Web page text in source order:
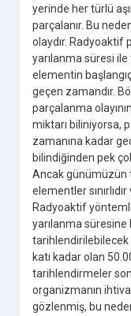
yerinde her türlü
parçalanır. Bu
olaydır. Radyoaktif
yarılanma süresi
elementin
geçen zamandır.
parçalanma
miktarı biliniyorsa,
zamanına kadar
bilindiğinden pek
Ancak günümüzün
elementler
Radyoaktif
yarılanma süresine
tarihlendirilebilecek
katı kadar olan
tarihlendirmeler
organizmanın
gözlenmiş, bu